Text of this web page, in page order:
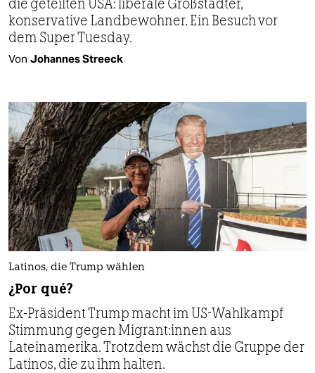
konservative Landbewohner. Ein Besuch vor
dem Super Tuesday.
Von Johannes Streeck
Latinos, die Trump wählen
¿Por qué?
Ex-Präsident Trump macht im US-Wahlkampf
Stimmung gegen Mi­gran­t:in­nen aus
Lateinamerika. Trotzdem wächst die Gruppe der
Latinos, die zu ihm halten.